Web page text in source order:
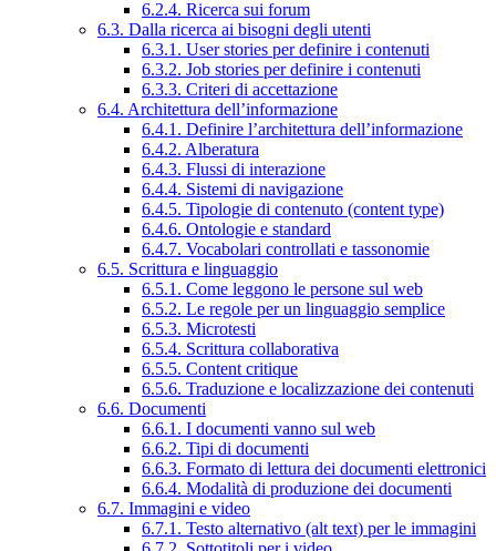
6.2.4. Ricerca sui forum
6.3. Dalla ricerca ai bisogni degli utenti
6.3.1. User stories per definire i contenuti
6.3.2. Job stories per definire i contenuti
6.3.3. Criteri di accettazione
6.4. Architettura dell’informazione
6.4.1. Definire l’architettura dell’informazione
6.4.2. Alberatura
6.4.3. Flussi di interazione
6.4.4. Sistemi di navigazione
6.4.5. Tipologie di contenuto (content type)
6.4.6. Ontologie e standard
6.4.7. Vocabolari controllati e tassonomie
6.5. Scrittura e linguaggio
6.5.1. Come leggono le persone sul web
6.5.2. Le regole per un linguaggio semplice
6.5.3. Microtesti
6.5.4. Scrittura collaborativa
6.5.5. Content critique
6.5.6. Traduzione e localizzazione dei contenuti
6.6. Documenti
6.6.1. I documenti vanno sul web
6.6.2. Tipi di documenti
6.6.3. Formato di lettura dei documenti elettronici
6.6.4. Modalità di produzione dei documenti
6.7. Immagini e video
6.7.1. Testo alternativo (alt text) per le immagini